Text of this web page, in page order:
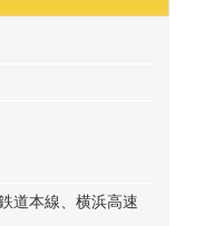
道本線、横浜高速